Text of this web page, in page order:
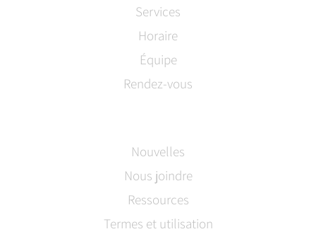
Services
Horaire
Équipe
Rendez-vous
Nouvelles
Nous joindre
Ressources
Termes et utilisation